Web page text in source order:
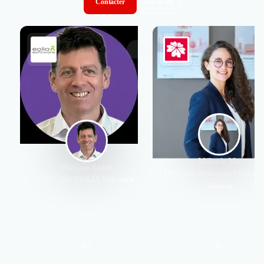
Mélanie Mo